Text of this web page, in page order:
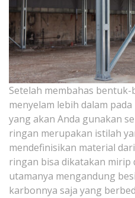
Setelah membahas
menyelam lebih dalam
yang akan Anda gunakan
ringan merupakan istilah
mendefinisikan material
ringan bisa dikatakan
utamanya mengandung
karbonnya saja yang